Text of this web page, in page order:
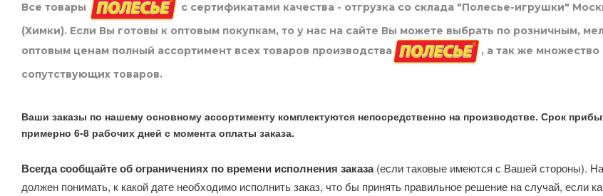
Все товары
с сертификатами качества - отгрузка со склада "Полесье-игрушки"
(Химки). Если Вы готовы к оптовым покупкам, то у нас на сайте Вы можете выбрать по розничным,
оптовым ценам полный ассортимент всех товаров производства
, а так же множество
сопутствующих товаров.
Ваши заказы по нашему основному ассортименту комплектуются непосредственно на производстве. Срок
примерно 6-8 рабочих дней с момента оплаты заказа.
Всегда сообщайте об ограничениях по времени исполнения заказа(если таковые имеются с Вашей стороны).
должен понимать, к какой дате необходимо исполнить заказ, что бы принять правильное решение на случай, если